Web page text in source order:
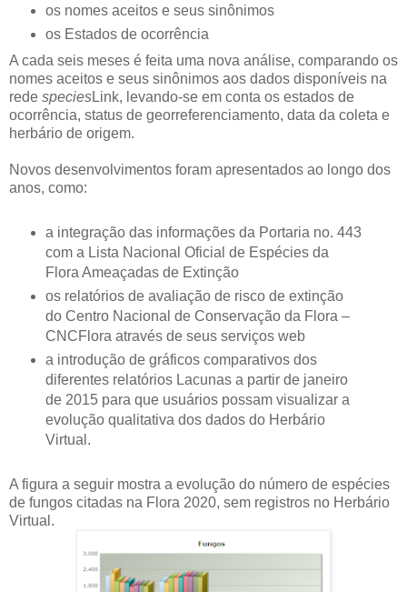
os nomes aceitos e seus sinônimos
os Estados de ocorrência
A cada seis meses é feita uma nova análise, comparando os
nomes aceitos e seus sinônimos aos dados disponíveis na
rede speciesLink, levando-se em conta os estados de
ocorrência, status de georreferenciamento, data da coleta e
herbário de origem.
Novos desenvolvimentos foram apresentados ao longo dos
anos, como:
a integração das informações da Portaria no. 443
com a Lista Nacional Oficial de Espécies da
Flora Ameaçadas de Extinção
os relatórios de avaliação de risco de extinção
do Centro Nacional de Conservação da Flora –
CNCFlora através de seus serviços web
a introdução de gráficos comparativos dos
diferentes relatórios Lacunas a partir de janeiro
de 2015 para que usuários possam visualizar a
evolução qualitativa dos dados do Herbário
Virtual.
A figura a seguir mostra a evolução do número de espécies
de fungos citadas na Flora 2020, sem registros no Herbário
Virtual.